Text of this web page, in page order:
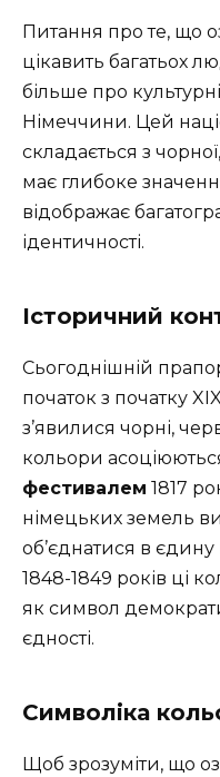
Питання про те, що
цікавить багатьох
більше про
Німеччини. Цей
складається з
має глибоке
відображає
ідентичності.
Історичний
Сьогоднішній
початок з початку
з’явилися чорні,
кольори
фестивалем 1817
німецьких земель
об’єднатися в
1848-1849 років ці
як символ
єдності.
Символіка
Щоб зрозуміти, що